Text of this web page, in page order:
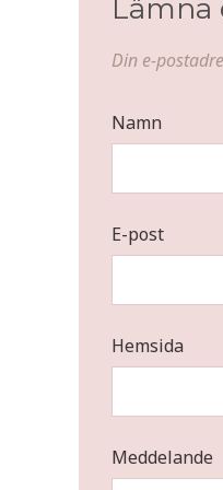
Din e-
Namn
E-post
Hemsida
Meddelande